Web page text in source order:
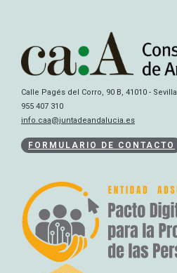
Calle Pagés del Corro, 90 B, 41010 - Sevilla
955 407 310
info.caa@juntadeandalucia.es
FORMULARIO DE CONTACTO